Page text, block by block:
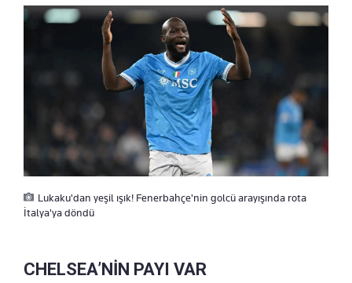
Lukaku'dan yeşil ışık! Fenerbahçe'nin golcü arayışında rota
İtalya'ya döndü
CHELSEA’NİN PAYI VAR